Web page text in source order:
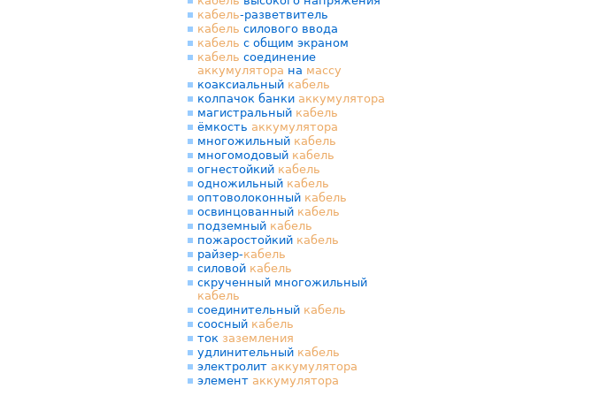
кабель-разветвитель
кабель силового ввода
кабель с общим экраном
кабель соединение
аккумулятора на массу
коаксиальный кабель
колпачок банки аккумулятора
магистральный кабель
ёмкость аккумулятора
многожильный кабель
многомодовый кабель
огнестойкий кабель
одножильный кабель
оптоволоконный кабель
освинцованный кабель
подземный кабель
пожаростойкий кабель
райзер-кабель
силовой кабель
скрученный многожильный
кабель
соединительный кабель
соосный кабель
ток заземления
удлинительный кабель
электролит аккумулятора
элемент аккумулятора